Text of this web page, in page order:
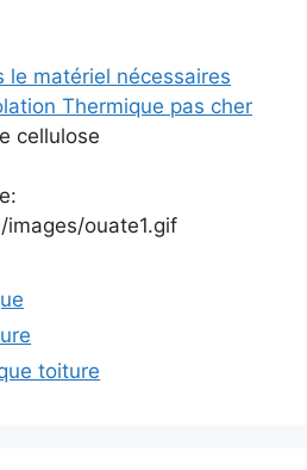
le matériel nécessaires
Thermique pas cher
cellulose
ouate1.gif
toiture